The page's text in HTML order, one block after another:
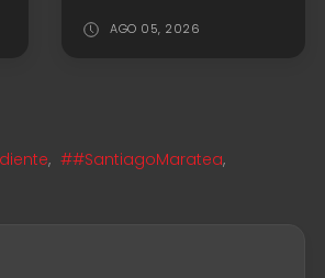
JUL 29, 2026
, ##SantiagoMaratea,